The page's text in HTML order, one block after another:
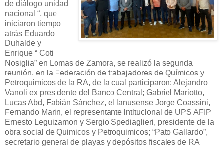
de diálogo unidad
nacional “, que
iniciaron tiempo
atrás Eduardo
Duhalde y
Enrique “ Coti
Nosiglia” en Lomas de Zamora, se realizó la segunda
reunión, en la Federación de trabajadores de Químicos y
Petroquimicos de la RA, de la cual participaron: Alejandro
Vanoli ex presidente del Banco Central; Gabriel Mariotto,
Lucas Abd, Fabián Sánchez, el lanusense Jorge Coassini,
Fernando Marín, el representante intitucional de UPS AFIP
Ernesto Leguizamon y Sergio Spediaglieri, presidente de la
obra social de Quimicos y Petroquimicos; “Pato Gallardo”,
secretario general de playas y depósitos fiscales de RA